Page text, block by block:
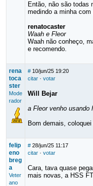
Então, não são todas
medindo a minha
renatocaster
Waah e Fleor
Waah não conheço,
e recomendo.
rena
toca
ster
Mode
rador
# 10/jun/25 19:20
citar· votar
Will Bejar
a Fleor venho usando
Bom demais,
felip
eno
breg
a
Veter
ano
# 28/jun/25 11:17
citar· votar
Cara, tava quase
mais novas, a HSS